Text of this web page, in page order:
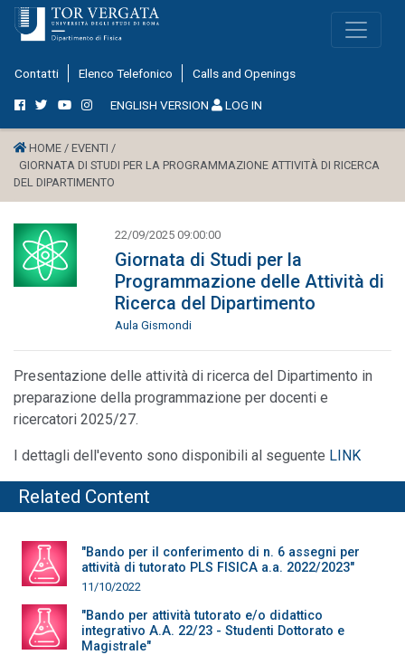
Contatti Elenco Telefonico Calls and Openings
ENGLISH VERSION LOG IN
HOME / EVENTI /
GIORNATA DI STUDI PER LA PROGRAMMAZIONE ATTIVITÀ DI RICERCA
DEL DIPARTIMENTO
22/09/2025 09:00:00
Giornata di Studi per la
Programmazione delle Attività di
Ricerca del Dipartimento
Aula Gismondi
Presentazione delle attività di ricerca del Dipartimento in
preparazione della programmazione per docenti e
ricercatori 2025/27.
I dettagli dell'evento sono disponibili al seguente LINK
Related Content
"Bando per il conferimento di n. 6 assegni per
attività di tutorato PLS FISICA a.a. 2022/2023"
11/10/2022
"Bando per attività tutorato e/o didattico
integrativo A.A. 22/23 - Studenti Dottorato e
Magistrale"